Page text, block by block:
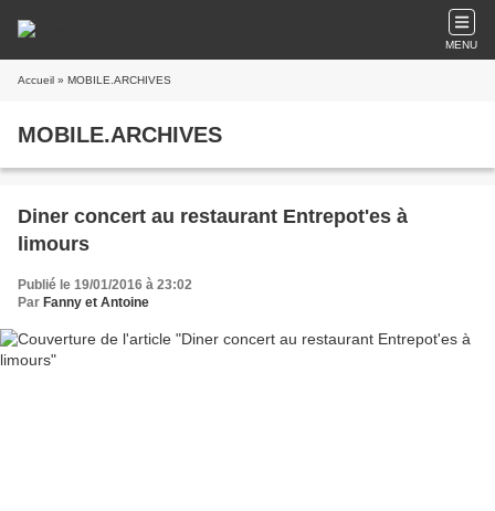
MENU
Accueil » MOBILE.ARCHIVES
MOBILE.ARCHIVES
Diner concert au restaurant Entrepot'es à
limours
Publié le 19/01/2016 à 23:02
Par Fanny et Antoine